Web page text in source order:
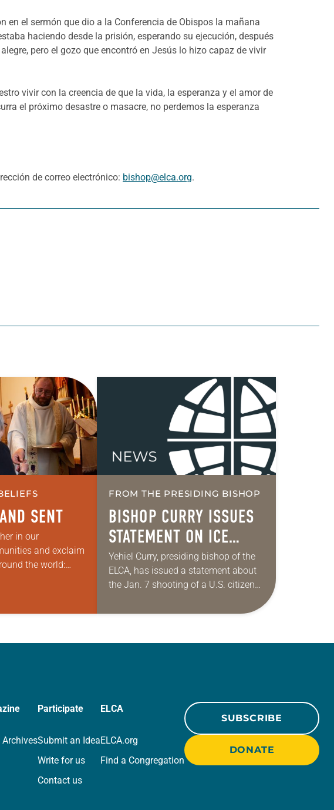
en el sermón que dio a la Conferencia de Obispos la mañana
haciendo desde la prisión, esperando su ejecución, después
pero el gozo que encontró en Jesús lo hizo capaz de vivir
vivir con la creencia de que la vida, la esperanza y el amor de
el próximo desastre o masacre, no perdemos la esperanza
de correo electrónico: bishop@elca.org.
SENT
in our
and exclaim
the world:
FROM THE PRESIDING BISHOP
BISHOP CURRY ISSUES
STATEMENT ON ICE
SHOOTING IN
MINNEAPOLIS
Yehiel Curry, presiding bishop of the
ELCA, has issued a statement about
the Jan. 7 shooting of a U.S. citizen
siblings in Christ in…
Archives
Participate
Submit an Idea
Write for us
Contact us
ELCA
ELCA.org
Find a Congregation
SUBSCRIBE
DONATE